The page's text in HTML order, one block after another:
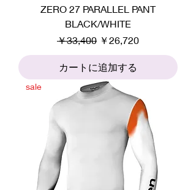
ZERO 27 PARALLEL PANT
BLACK/WHITE
通常価格
￥33,400 セール価格
￥26,720
カートに追加する
sale